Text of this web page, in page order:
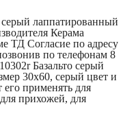
серый лаппатированный
Керама
ТД Согласие по адресу
по телефонам 8
Базальто серый
30x60, серый цвет и
его применять для
прихожей, для